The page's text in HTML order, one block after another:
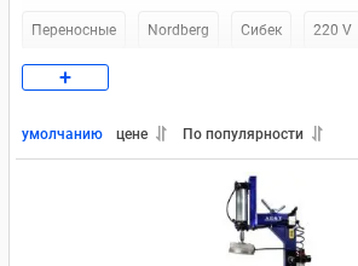
Переносные Nordberg Сибек 220 V
Комплекс
+
умолчанию цене По популярности